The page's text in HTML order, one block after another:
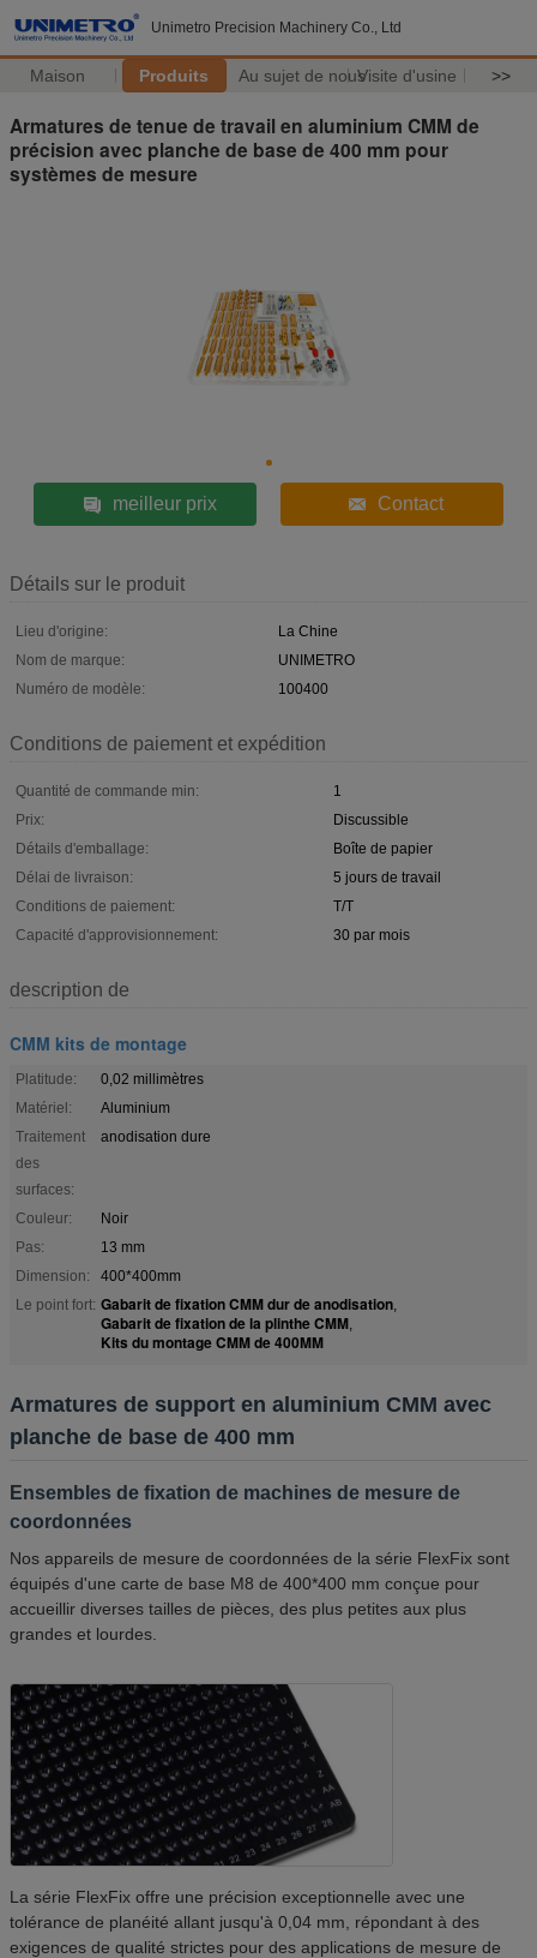
Unimetro Precision Machinery Co., Ltd
Maison Produits Au sujet de nousVisite d'usine >>
Armatures de tenue de travail en aluminium CMM de
précision avec planche de base de 400 mm pour
systèmes de mesure
meilleur prix Contact
Détails sur le produit
Lieu d'origine:
La Chine
Nom de marque:
UNIMETRO
Numéro de modèle:
100400
Conditions de paiement et expédition
Quantité de commande min:
1
Prix:
Discussible
Détails d'emballage:
Boîte de papier
Délai de livraison:
5 jours de travail
Conditions de paiement:
T/T
Capacité d'approvisionnement:
30 par mois
description de
CMM kits de montage
Platitude:
0,02 millimètres
Matériel:
Aluminium
Traitement
des
surfaces:
anodisation dure
Couleur:
Noir
Pas:
13 mm
Dimension:
400*400mm
Le point fort: Gabarit de fixation CMM dur de anodisation,
Gabarit de fixation de la plinthe CMM,
Kits du montage CMM de 400MM
Armatures de support en aluminium CMM avec
planche de base de 400 mm
Ensembles de fixation de machines de mesure de
coordonnées
Nos appareils de mesure de coordonnées de la série FlexFix sont
équipés d'une carte de base M8 de 400*400 mm conçue pour
accueillir diverses tailles de pièces, des plus petites aux plus
grandes et lourdes.
La série FlexFix offre une précision exceptionnelle avec une
tolérance de planéité allant jusqu'à 0,04 mm, répondant à des
exigences de qualité strictes pour des applications de mesure de